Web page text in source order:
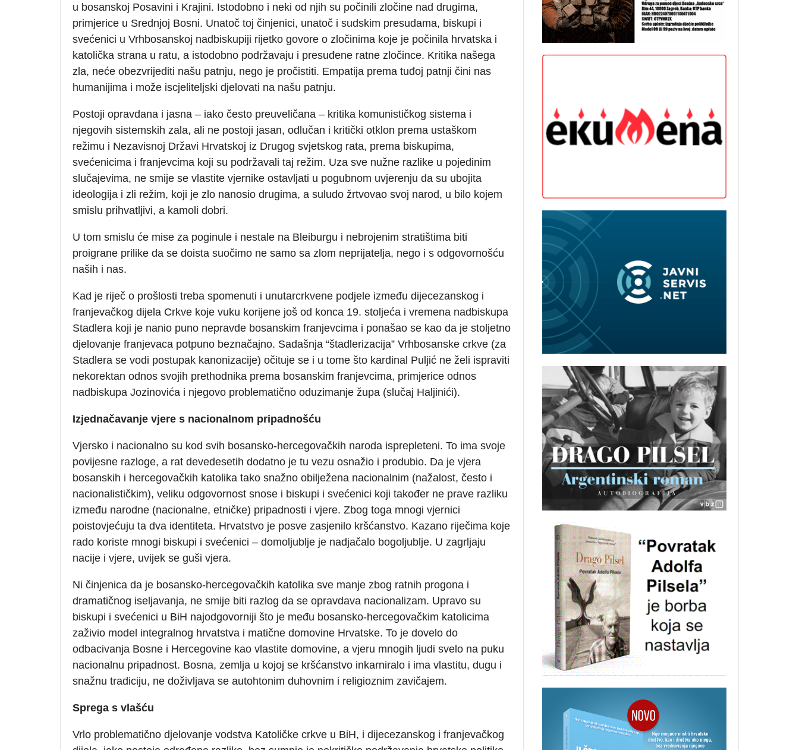
u bosanskoj Posavini i Krajini. Istodobno i neki od njih su počinili zločine nad drugima,
primjerice u Srednjoj Bosni. Unatoč toj činjenici, unatoč i sudskim presudama, biskupi i
svećenici u Vrhbosanskoj nadbiskupiji rijetko govore o zločinima koje je počinila hrvatska i
katolička strana u ratu, a istodobno podržavaju i presuđene ratne zločince. Kritika našega
zla, neće obezvrijediti našu patnju, nego je pročistiti. Empatija prema tuđoj patnji čini nas
humanijima i može iscjeliteljski djelovati na našu patnju.
Postoji opravdana i jasna – iako često preuveličana – kritika komunističkog sistema i
njegovih sistemskih zala, ali ne postoji jasan, odlučan i kritički otklon prema ustaškom
režimu i Nezavisnoj Državi Hrvatskoj iz Drugog svjetskog rata, prema biskupima,
svećenicima i franjevcima koji su podržavali taj režim. Uza sve nužne razlike u pojedinim
slučajevima, ne smije se vlastite vjernike ostavljati u pogubnom uvjerenju da su ubojita
ideologija i zli režim, koji je zlo nanosio drugima, a suludo žrtvovao svoj narod, u bilo kojem
smislu prihvatljivi, a kamoli dobri.
U tom smislu će mise za poginule i nestale na Bleiburgu i nebrojenim stratištima biti
proigrane prilike da se doista suočimo ne samo sa zlom neprijatelja, nego i s odgovornošću
naših i nas.
Kad je riječ o prošlosti treba spomenuti i unutarcrkvene podjele između dijecezanskog i
franjevačkog dijela Crkve koje vuku korijene još od konca 19. stoljeća i vremena nadbiskupa
Stadlera koji je nanio puno nepravde bosanskim franjevcima i ponašao se kao da je stoljetno
djelovanje franjevaca potpuno beznačajno. Sadašnja “štadlerizacija” Vrhbosanske crkve (za
Stadlera se vodi postupak kanonizacije) očituje se i u tome što kardinal Puljić ne želi ispraviti
nekorektan odnos svojih prethodnika prema bosanskim franjevcima, primjerice odnos
nadbiskupa Jozinovića i njegovo problematično oduzimanje župa (slučaj Haljinići).
Izjednačavanje vjere s nacionalnom pripadnošću
Vjersko i nacionalno su kod svih bosansko-hercegovačkih naroda isprepleteni. To ima svoje
povijesne razloge, a rat devedesetih dodatno je tu vezu osnažio i produbio. Da je vjera
bosanskih i hercegovačkih katolika tako snažno obilježena nacionalnim (nažalost, često i
nacionalističkim), veliku odgovornost snose i biskupi i svećenici koji također ne prave razliku
između narodne (nacionalne, etničke) pripadnosti i vjere. Zbog toga mnogi vjernici
poistovjećuju ta dva identiteta. Hrvatstvo je posve zasjenilo kršćanstvo. Kazano riječima koje
rado koriste mnogi biskupi i svećenici – domoljublje je nadjačalo bogoljublje. U zagrljaju
nacije i vjere, uvijek se guši vjera.
Ni činjenica da je bosansko-hercegovačkih katolika sve manje zbog ratnih progona i
dramatičnog iseljavanja, ne smije biti razlog da se opravdava nacionalizam. Upravo su
biskupi i svećenici u BiH najodgovorniji što je među bosansko-hercegovačkim katolicima
zaživio model integralnog hrvatstva i matične domovine Hrvatske. To je dovelo do
odbacivanja Bosne i Hercegovine kao vlastite domovine, a vjeru mnogih ljudi svelo na puku
nacionalnu pripadnost. Bosna, zemlja u kojoj se kršćanstvo inkarniralo i ima vlastitu, dugu i
snažnu tradiciju, ne doživljava se autohtonim duhovnim i religioznim zavičajem.
Sprega s vlašću
Vrlo problematično djelovanje vodstva Katoličke crkve u BiH, i dijecezanskog i franjevačkog